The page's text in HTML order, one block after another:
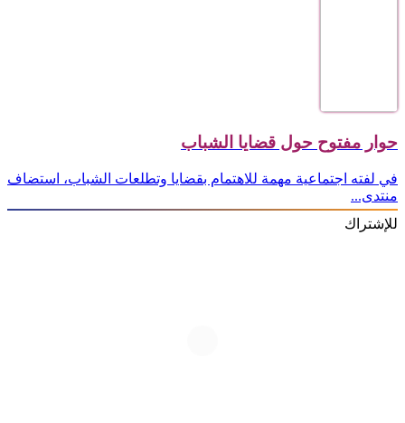
حوار مفتوح حول قضايا الشباب
في لفته اجتماعية مهمة للاهتمام بقضايا وتطلعات الشباب، استضاف
منتدى...
للإشتراك